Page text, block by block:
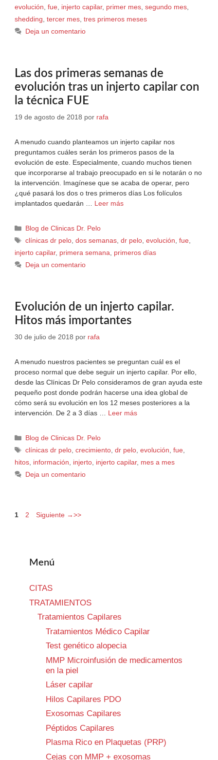
evolución, fue, injerto capilar, primer mes, segundo mes,
shedding, tercer mes, tres primeros meses
Deja un comentario
Las dos primeras semanas de
evolución tras un injerto capilar con
la técnica FUE
19 de agosto de 2018 por rafa
A menudo cuando planteamos un injerto capilar nos
preguntamos cuáles serán los primeros pasos de la
evolución de este. Especialmente, cuando muchos tienen
que incorporarse al trabajo preocupado en si le notarán o no
la intervención. Imagínese que se acaba de operar, pero
¿qué pasará los dos o tres primeros días Los folículos
implantados quedarán … Leer más
Blog de Clinicas Dr. Pelo
clínicas dr pelo,dos semanas,dr pelo,evolución,fue,
injerto capilar, primera semana, primeros días
Deja un comentario
Evolución de un injerto capilar.
Hitos más importantes
30 de julio de 2018 por rafa
A menudo nuestros pacientes se preguntan cuál es el
proceso normal que debe seguir un injerto capilar. Por ello,
desde las Clínicas Dr Pelo consideramos de gran ayuda este
pequeño post donde podrán hacerse una idea global de
cómo será su evolución en los 12 meses posteriores a la
intervención. De 2 a 3 días … Leer más
Blog de Clinicas Dr. Pelo
clínicas dr pelo,crecimiento,dr pelo,evolución,fue,
hitos, información, injerto, injerto capilar, mes a mes
Deja un comentario
1 2 Siguiente →
Menú
CITAS
TRATAMIENTOS
Tratamientos Capilares
Tratamientos Médico Capilar
Test genético alopecia
MMP Microinfusión de medicamentos
en la piel
Láser capilar
Hilos Capilares PDO
Exosomas Capilares
Péptidos Capilares
Plasma Rico en Plaquetas (PRP)
Cejas con MMP + exosomas